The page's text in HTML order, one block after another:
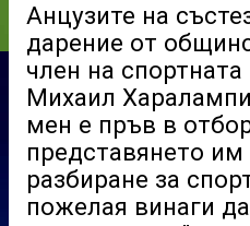
Анцузите на
дарение от
член на
Михаил
мен е пръв в
представянето
разбиране за
пожелая винаги